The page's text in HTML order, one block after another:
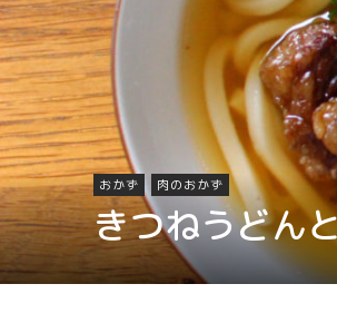
おかず 肉のおかず
きつねうどん